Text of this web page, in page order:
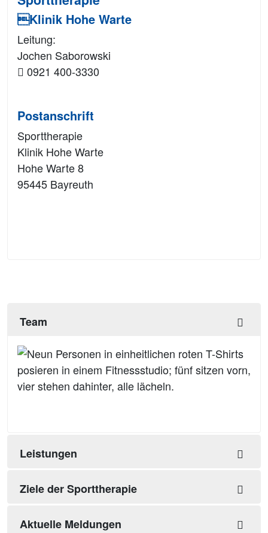
Klinik Hohe Warte
Leitung:
Jochen Saborowski
0921 400-3330
Postanschrift
Sporttherapie
Klinik Hohe Warte
Hohe Warte 8
95445 Bayreuth
Team
Leistungen
Ziele der Sporttherapie
Aktuelle Meldungen